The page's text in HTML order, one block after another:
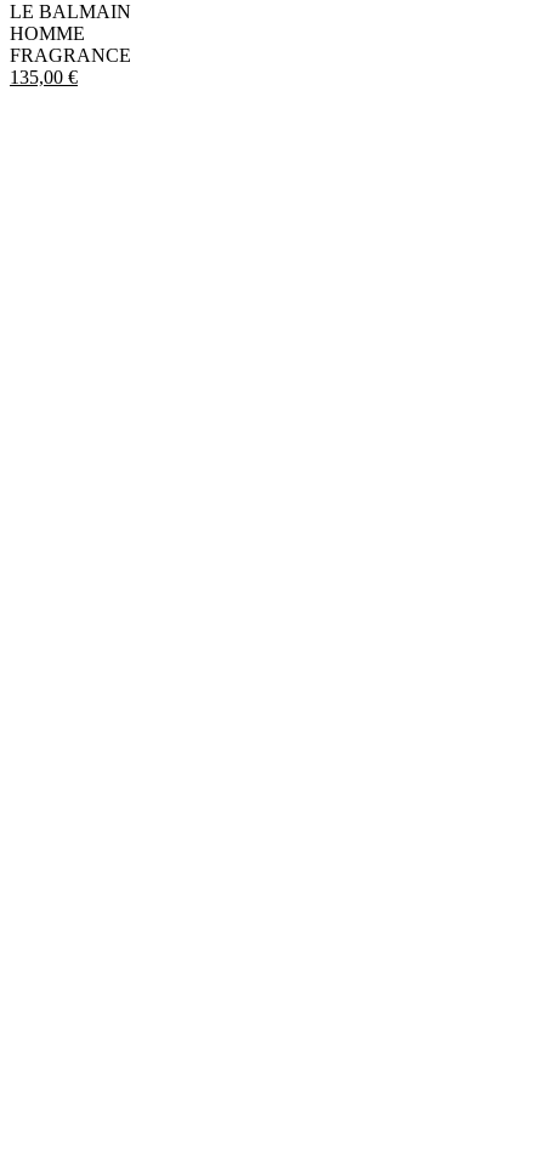
LE BALMAIN
HOMME
FRAGRANCE
135,00 €